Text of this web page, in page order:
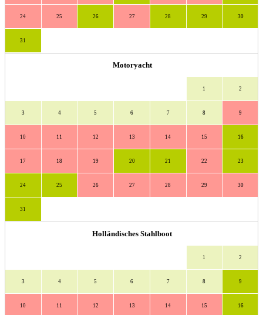
24 25 26 27 28 29 30
31
Motoryacht
1 2
3 4 5 6 7 8 9
10 11 12 13 14 15 16
17 18 19 20 21 22 23
24 25 26 27 28 29 30
31
Holländisches Stahlboot
1 2
3 4 5 6 7 8 9
10 11 12 13 14 15 16